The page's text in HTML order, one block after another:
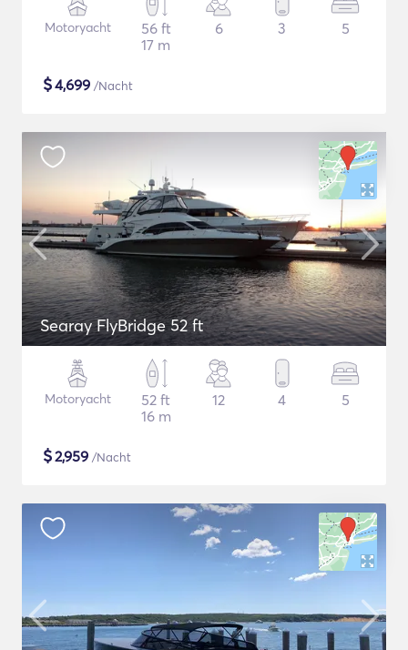
Motoryacht
56 ft
17 m
6 3 5
$4,699 /Nacht
Searay FlyBridge 52 ft
Motoryacht
52 ft
16 m
12 4 5
$2,959 /Nacht